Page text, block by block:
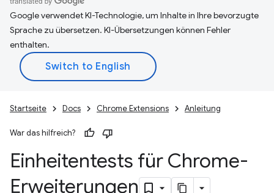
Google verwendet KI-Technologie, um Inhalte in Ihre bevorzugte
Sprache zu übersetzen. KI-Übersetzungen können Fehler
enthalten.
Startseite Docs Chrome Extensions Anleitung
War das hilfreich?
Einheitentests für Chrome-
Erweiterungen